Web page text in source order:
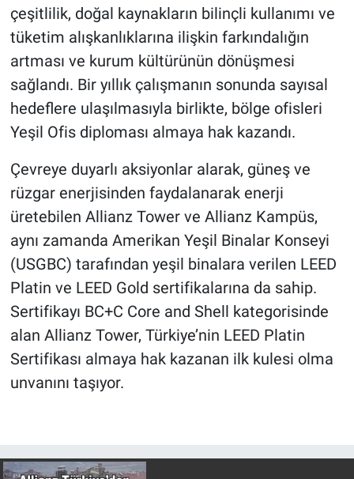
çeşitlilik, doğal kaynakların bilinçli kullanımı ve
tüketim alışkanlıklarına ilişkin farkındalığın
artması ve kurum kültürünün dönüşmesi
sağlandı. Bir yıllık çalışmanın sonunda sayısal
hedeflere ulaşılmasıyla birlikte, bölge ofisleri
Yeşil Ofis diploması almaya hak kazandı.
Çevreye duyarlı aksiyonlar alarak, güneş ve
rüzgar enerjisinden faydalanarak enerji
üretebilen Allianz Tower ve Allianz Kampüs,
aynı zamanda Amerikan Yeşil Binalar Konseyi
(USGBC) tarafından yeşil binalara verilen LEED
Platin ve LEED Gold sertifikalarına da sahip.
Sertifikayı BC+C Core and Shell kategorisinde
alan Allianz Tower, Türkiye’nin LEED Platin
Sertifikası almaya hak kazanan ilk kulesi olma
unvanını taşıyor.